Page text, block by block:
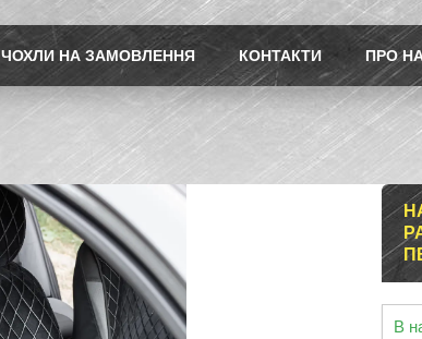
ЧОХЛИ НА ЗАМОВЛЕННЯ КОНТАКТИ ПРО
В